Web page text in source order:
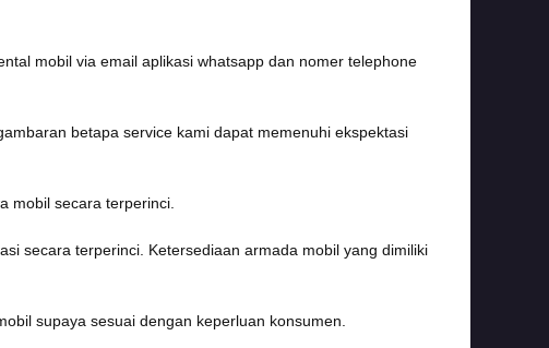
mobil via email aplikasi whatsapp dan nomer telephone
betapa service kami dapat memenuhi ekspektasi
mobil secara terperinci.
secara terperinci. Ketersediaan armada mobil yang dimiliki
supaya sesuai dengan keperluan konsumen.